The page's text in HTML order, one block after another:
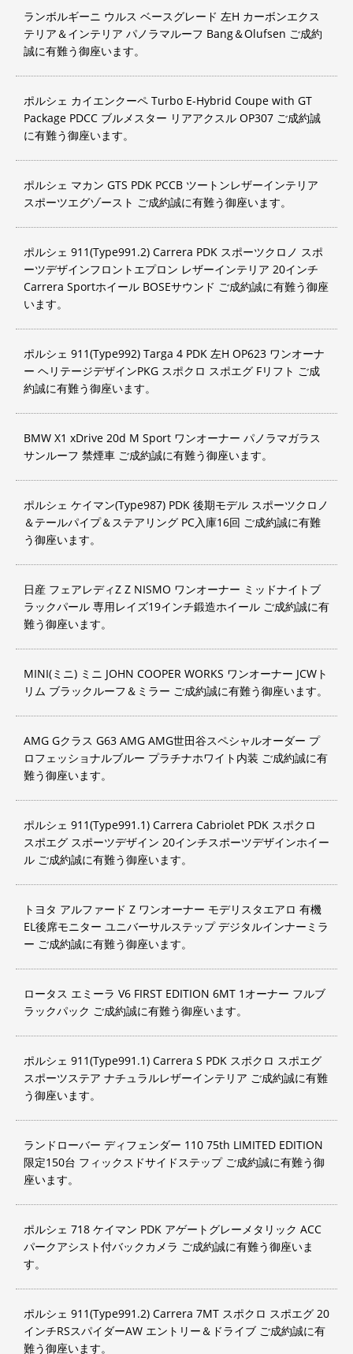
ランボルギーニ ウルス ベースグレード 左H カーボンエクス
テリア＆インテリア パノラマルーフ Bang＆Olufsen ご成約
誠に有難う御座います。
ポルシェ カイエンクーペ Turbo E-Hybrid Coupe with GT
Package PDCC ブルメスター リアアクスル OP307 ご成約誠
に有難う御座います。
ポルシェ マカン GTS PDK PCCB ツートンレザーインテリア
スポーツエグゾースト ご成約誠に有難う御座います。
ポルシェ 911(Type991.2) Carrera PDK スポーツクロノ スポ
ーツデザインフロントエプロン レザーインテリア 20インチ
Carrera Sportホイール BOSEサウンド ご成約誠に有難う御座
います。
ポルシェ 911(Type992) Targa 4 PDK 左H OP623 ワンオーナ
ー ヘリテージデザインPKG スポクロ スポエグ Fリフト ご成
約誠に有難う御座います。
BMW X1 xDrive 20d M Sport ワンオーナー パノラマガラス
サンルーフ 禁煙車 ご成約誠に有難う御座います。
ポルシェ ケイマン(Type987) PDK 後期モデル スポーツクロノ
＆テールパイプ＆ステアリング PC入庫16回 ご成約誠に有難
う御座います。
日産 フェアレディZ Z NISMO ワンオーナー ミッドナイトブ
ラックパール 専用レイズ19インチ鍛造ホイール ご成約誠に有
難う御座います。
MINI(ミニ) ミニ JOHN COOPER WORKS ワンオーナー JCWト
リム ブラックルーフ＆ミラー ご成約誠に有難う御座います。
AMG Gクラス G63 AMG AMG世田谷スペシャルオーダー プ
ロフェッショナルブルー プラチナホワイト内装 ご成約誠に有
難う御座います。
ポルシェ 911(Type991.1) Carrera Cabriolet PDK スポクロ
スポエグ スポーツデザイン 20インチスポーツデザインホイー
ル ご成約誠に有難う御座います。
トヨタ アルファード Z ワンオーナー モデリスタエアロ 有機
EL後席モニター ユニバーサルステップ デジタルインナーミラ
ー ご成約誠に有難う御座います。
ロータス エミーラ V6 FIRST EDITION 6MT 1オーナー フルブ
ラックパック ご成約誠に有難う御座います。
ポルシェ 911(Type991.1) Carrera S PDK スポクロ スポエグ
スポーツステア ナチュラルレザーインテリア ご成約誠に有難
う御座います。
ランドローバー ディフェンダー 110 75th LIMITED EDITION
限定150台 フィックスドサイドステップ ご成約誠に有難う御
座います。
ポルシェ 718 ケイマン PDK アゲートグレーメタリック ACC
パークアシスト付バックカメラ ご成約誠に有難う御座いま
す。
ポルシェ 911(Type991.2) Carrera 7MT スポクロ スポエグ 20
インチRSスパイダーAW エントリー＆ドライブ ご成約誠に有
難う御座います。